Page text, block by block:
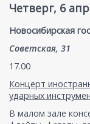
Четверг, 6
Новосибирская
Советская, 31
17.00
Концерт
ударных
В малом зале